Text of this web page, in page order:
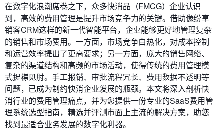
在数字化浪潮席卷之下，众多快消品（FMCG）企业认识
到，高效的费用管理是提升市场竞争力的关键。借助像纷享
销客CRM这样的新一代智能平台，企业能够更好地管理复杂
的销售和市场费用。一方面，市场竞争白热化，对成本控制
和运营效率提出了更高要求；另一方面，庞大的销售网络、
复杂的渠道结构和高频的市场活动，使得传统的费用管理模
式捉襟见肘。手工报销、审批流程冗长、费用数据不透明等
问题，已成为制约快消企业发展的瓶颈。本文将深入剖析快
消行业的费用管理痛点，并为您提供一份专业的SaaS费用管
理系统选型指南，精选并评测市面上主流的解决方案，助您
找到最适合业务发展的数字化利器。